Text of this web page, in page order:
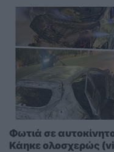
Φωτιά σε
Κάηκε ολοσχερώς